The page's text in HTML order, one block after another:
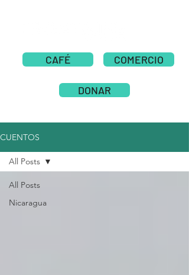
CAFÉ COMERCIO
DONAR
CUENTOS
All Posts
Nicaragua
All Posts